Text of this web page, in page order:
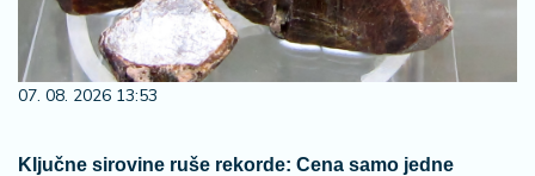
07. 08. 2026 13:53
Ključne sirovine ruše rekorde: Cena samo jedne